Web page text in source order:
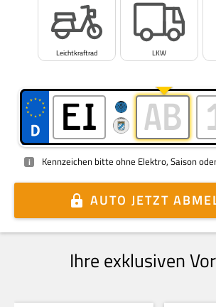
Leichtkraftrad LKW
i Kennzeichen bitte ohne Elektro, Saison
AUTO JETZT
Ihre exklusiven